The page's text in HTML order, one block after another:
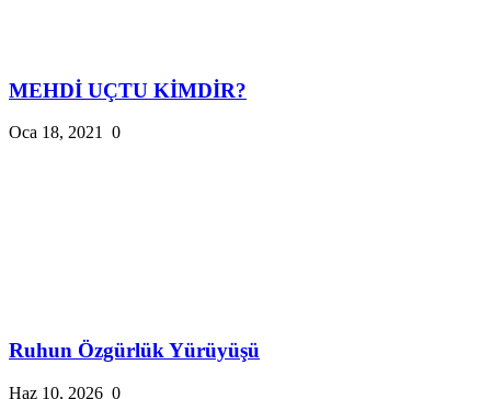
MEHDİ UÇTU KİMDİR?
Oca 18, 2021 0
Ruhun Özgürlük Yürüyüşü
Haz 10, 2026 0